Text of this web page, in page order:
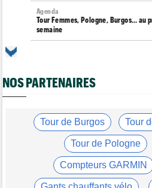
Agenda
Tour Femmes, Pologne, Burgos… au
semaine
Tour de France Femmes
Une portion de la 7e étape sera
Bart Lemmen fait coup double sur la
Votre abonnement à Cyclism'Actu
pour 1 an
Tour de Burgos
NOS PARTENAIRES
Tour de Burgos Tour
Tour de Pologne
Compteurs GARMIN